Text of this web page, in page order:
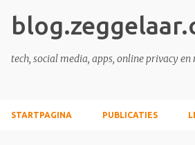
Doorgaan naar
tech, social media, apps, online privacy en
STARTPAGINA PUBLICATIES